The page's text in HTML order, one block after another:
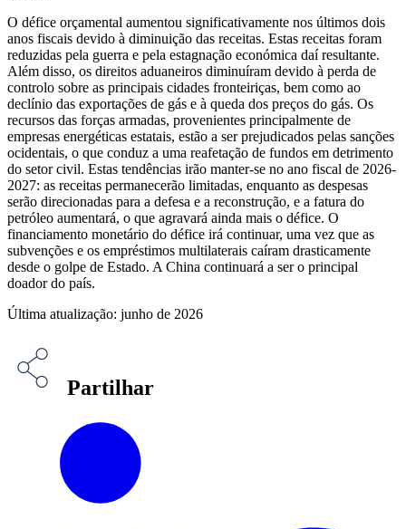
O défice orçamental aumentou significativamente nos últimos dois
anos fiscais devido à diminuição das receitas. Estas receitas foram
reduzidas pela guerra e pela estagnação económica daí resultante.
Além disso, os direitos aduaneiros diminuíram devido à perda de
controlo sobre as principais cidades fronteiriças, bem como ao
declínio das exportações de gás e à queda dos preços do gás. Os
recursos das forças armadas, provenientes principalmente de
empresas energéticas estatais, estão a ser prejudicados pelas sanções
ocidentais, o que conduz a uma reafetação de fundos em detrimento
do setor civil. Estas tendências irão manter-se no ano fiscal de 2026-
2027: as receitas permanecerão limitadas, enquanto as despesas
serão direcionadas para a defesa e a reconstrução, e a fatura do
petróleo aumentará, o que agravará ainda mais o défice. O
financiamento monetário do défice irá continuar, uma vez que as
subvenções e os empréstimos multilaterais caíram drasticamente
desde o golpe de Estado. A China continuará a ser o principal
doador do país.
Última atualização: junho de 2026
Partilhar